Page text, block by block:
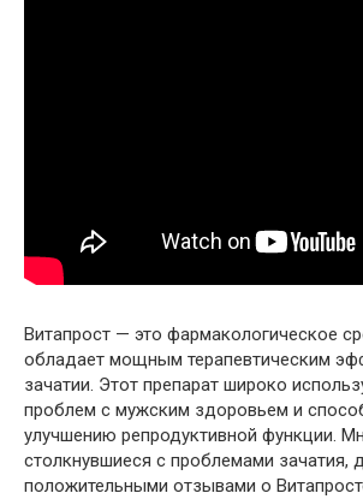
Витапрост — это фармакологическое
обладает мощным терапевтическим
зачатии. Этот препарат широко
проблем с мужским здоровьем и
улучшению репродуктивной функции.
столкнувшиеся с проблемами зачатия,
положительными отзывами о